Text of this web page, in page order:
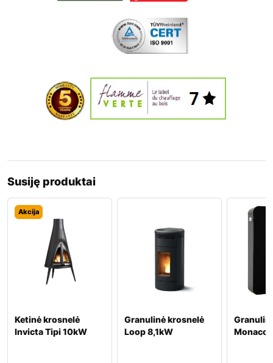
Susiję produktai
Akcija
Ketinė krosnelė
Invicta Tipi 10kW
Granulinė krosnelė
Loop 8,1kW
Monaco